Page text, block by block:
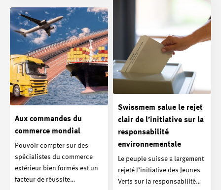
Swissmem salue le rejet
clair de l’initiative sur la
responsabilité
environnementale
Le peuple suisse a largement
rejeté l’initiative des Jeunes
Verts sur la responsabilité…
Aux commandes du
commerce mondial
Pouvoir compter sur des
spécialistes du commerce
extérieur bien formés est un
facteur de réussite…